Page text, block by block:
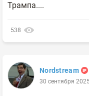
Трампа....
538
Nordstream
30 сентября